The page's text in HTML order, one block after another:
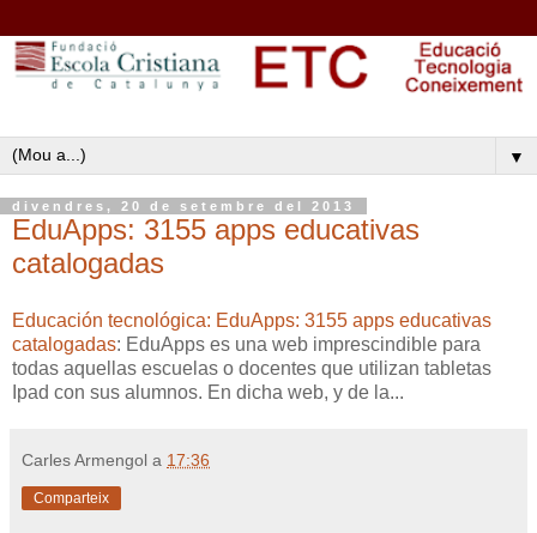
▼
divendres, 20 de setembre del 2013
EduApps: 3155 apps educativas
catalogadas
Educación tecnológica: EduApps: 3155 apps educativas
catalogadas: EduApps es una web imprescindible para
todas aquellas escuelas o docentes que utilizan tabletas
Ipad con sus alumnos. En dicha web, y de la...
Carles Armengol a 17:36
Comparteix